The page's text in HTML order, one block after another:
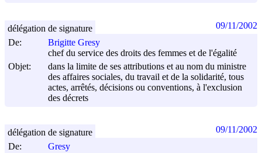
De:
Brigitte Gresy
chef du service des droits des femmes et de l'égalité
Objet:
dans la limite de ses attributions et au nom du ministre
des affaires sociales, du travail et de la solidarité, tous
actes, arrêtés, décisions ou conventions, à l'exclusion
des décrets
délégation de signature 09/11/2002
De:
Gresy
délégation de signature 09/11/2002